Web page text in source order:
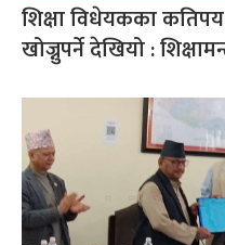
शिक्षा विधेयकका
खोज्नुपर्ने देखियो :